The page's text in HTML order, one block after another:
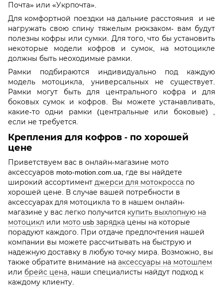
Почта» или «Укрпочта».
Для комфортной поездки на дальние расстояния и не
нагружать свою спину тяжелым рюкзаком- вам будут
полезны кофры или сумки. Для того, что бы установить
некоторые модели кофров и сумок, на мотоцикле
должны быть неоходимые рамки.
Рамки подбираются индивидуально под каждую
модель мотоцикла, универсальных не существует.
Рамки могут быть для центрального кофра и для
боковых сумок и кофров. Вы можете устанавливать,
какие-то одни рамки (центральные или боковые) ,
если не требуется.
Крепления для кофров - по хорошей
цене
Приветствуем вас в онлайн-магазине мото
аксессуаров moto-motion.com.ua, где вы найдете
широкий ассортимент джерси для мотокросса по
хорошей цене. В случае вашей потребности в
аксессуарах для мотоцикла то в нашем онлайн-
магазине у вас легко получится купить выхлопную на
мотоцикл или мото usb зарядка цены на которые
порадуют каждого. При отдаче предпочтения нашей
компании вы можете рассчитывать на быструю и
надежную доставку в любую точку мира. Возможно, вы
также обратите внимание на аксессуары на мотошлем
или брейс цена, наши специалисты найдут подход к
каждому клиенту.